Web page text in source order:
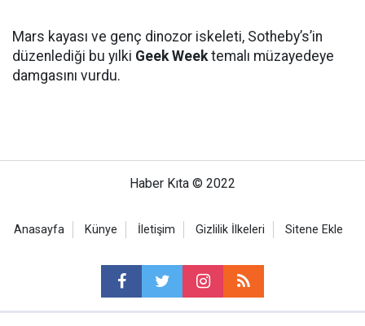
Mars kayası ve genç dinozor iskeleti, Sotheby’s’in
düzenlediği bu yılki Geek Weektemalı müzayedeye
damgasını vurdu.
Haber Kıta © 2022
Anasayfa Künye İletişim Gizlilik İlkeleri Sitene Ekle